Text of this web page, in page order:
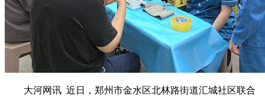
大河网讯 近日，郑州市金水区北林路街道汇城社区联合